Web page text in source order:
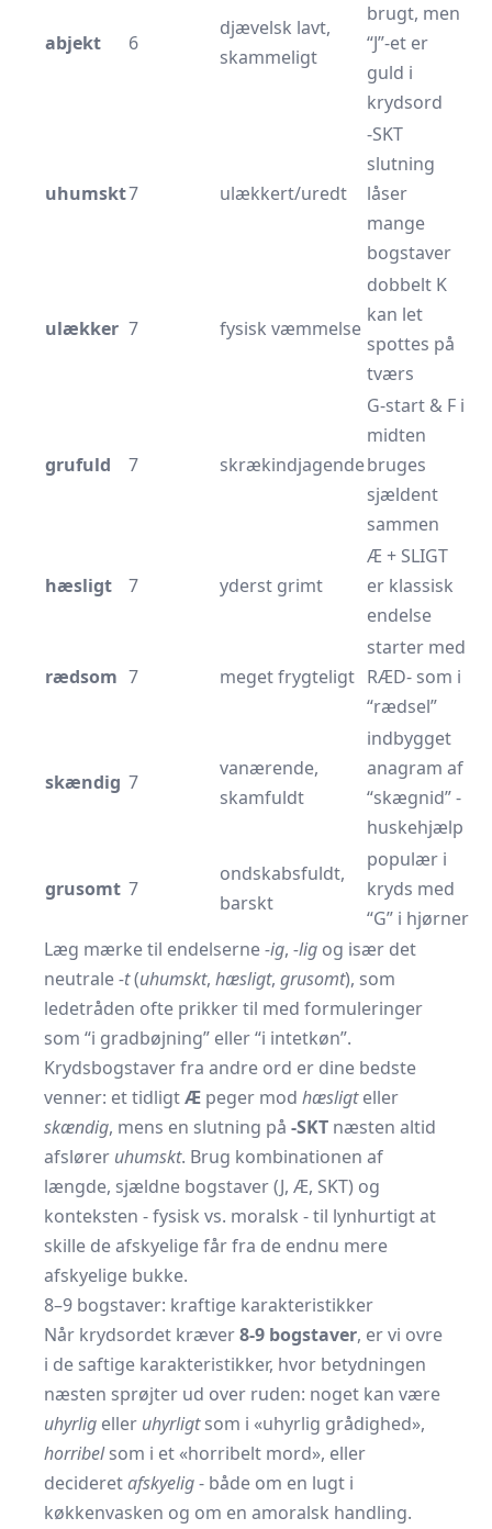
abjekt 6
djævelsk lavt,
skammeligt
brugt, men
“J”-et er
guld i
krydsord
uhumskt7 ulækkert/uredt
-SKT
slutning
låser
mange
bogstaver
ulækker 7 fysisk væmmelse
dobbelt K
kan let
spottes på
tværs
grufuld 7 skrækindjagende
G-start & F i
midten
bruges
sjældent
sammen
hæsligt 7 yderst grimt
Æ + SLIGT
er klassisk
endelse
rædsom 7 meget frygteligt
starter med
RÆD- som i
“rædsel”
skændig 7
vanærende,
skamfuldt
indbygget
anagram af
“skægnid” -
huskehjælp
grusomt 7
ondskabsfuldt,
barskt
populær i
kryds med
“G” i hjørner
Læg mærke til endelserne-ig, -lig og især det
neutrale-t(uhumskt, hæsligt, grusomt), som
ledetråden ofte prikker til med formuleringer
som “i gradbøjning” eller “i intetkøn”.
Krydsbogstaver fra andre ord er dine bedste
venner: et tidligtÆ peger mod hæsligteller
skændig, mens en slutning på -SKT næsten altid
afslører uhumskt. Brug kombinationen af
længde, sjældne bogstaver (J, Æ, SKT) og
konteksten - fysisk vs. moralsk - til lynhurtigt at
skille de afskyelige får fra de endnu mere
afskyelige bukke.
8–9 bogstaver: kraftige karakteristikker
Når krydsordet kræver8-9 bogstaver, er vi ovre
i de saftige karakteristikker, hvor betydningen
næsten sprøjter ud over ruden: noget kan være
uhyrlig eller uhyrligtsom i «uhyrlig grådighed»,
horribelsom i et «horribelt mord», eller
decideretafskyelig- både om en lugt i
køkkenvasken og om en amoralsk handling.